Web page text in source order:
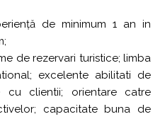
de minimum 1 an in
de rezervari turistice; limba
excelente abilitati de
cu clientii; orientare catre
capacitate buna de